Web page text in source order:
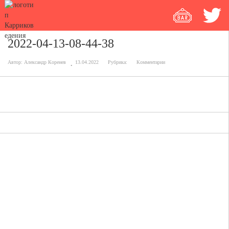
2022-04-13-08-44-38
Автор: Александр Коренев 13.04.2022 Рубрика: Комментарии